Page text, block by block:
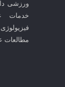
ورزشی
خدمات
مطالعات